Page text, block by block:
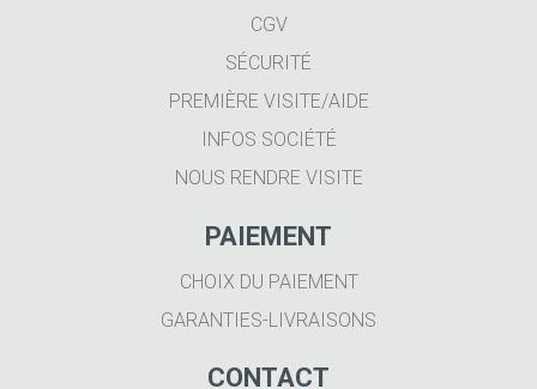
CGV
SÉCURITÉ
PREMIÈRE VISITE/AIDE
INFOS SOCIÉTÉ
NOUS RENDRE VISITE
PAIEMENT
CHOIX DU PAIEMENT
GARANTIES-LIVRAISONS
CONTACT